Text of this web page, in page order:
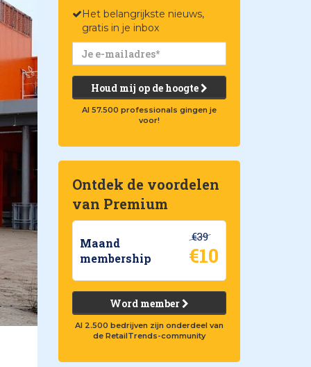
Het belangrijkste nieuws,
gratis in je inbox
Houd mij op de hoogte
Al 57.500 professionals gingen je
voor!
Ontdek de voordelen
van Premium
Maand
membership
€39
€10
Word member
Al 2.500 bedrijven zijn onderdeel van
de RetailTrends-community